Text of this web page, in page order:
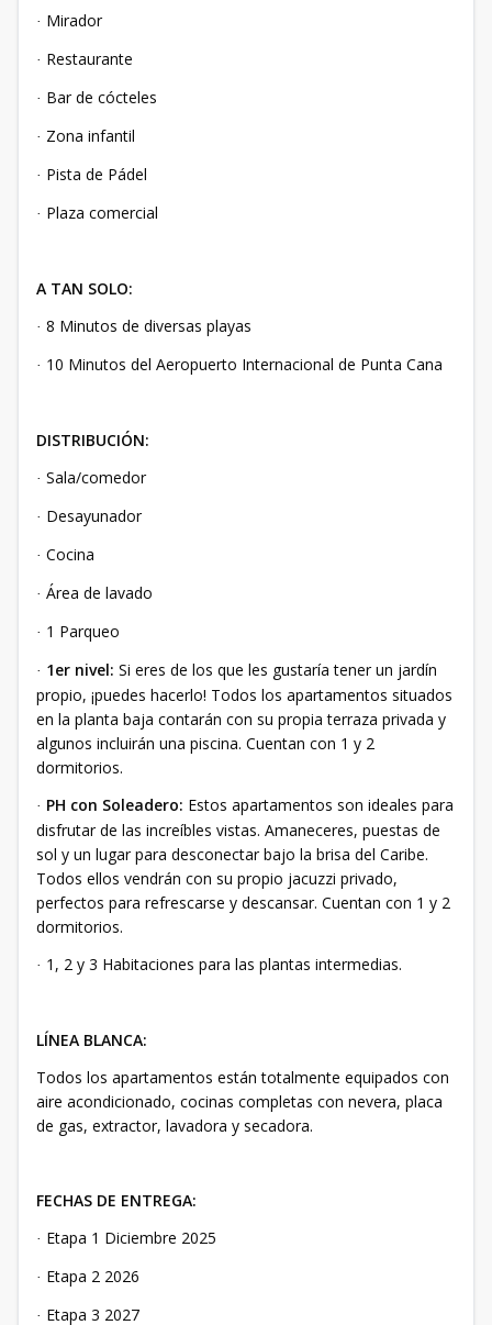
· Mirador
· Restaurante
· Bar de cócteles
· Zona infantil
· Pista de Pádel
· Plaza comercial
A TAN SOLO:
· 8 Minutos de diversas playas
· 10 Minutos del Aeropuerto Internacional de Punta Cana
DISTRIBUCIÓN:
· Sala/comedor
· Desayunador
· Cocina
· Área de lavado
· 1 Parqueo
· 1er nivel: Si eres de los que les gustaría tener un jardín
propio, ¡puedes hacerlo! Todos los apartamentos situados
en la planta baja contarán con su propia terraza privada y
algunos incluirán una piscina. Cuentan con 1 y 2
dormitorios.
· PH con Soleadero: Estos apartamentos son ideales para
disfrutar de las increíbles vistas. Amaneceres, puestas de
sol y un lugar para desconectar bajo la brisa del Caribe.
Todos ellos vendrán con su propio jacuzzi privado,
perfectos para refrescarse y descansar. Cuentan con 1 y 2
dormitorios.
· 1, 2 y 3 Habitaciones para las plantas intermedias.
LÍNEA BLANCA:
Todos los apartamentos están totalmente equipados con
aire acondicionado, cocinas completas con nevera, placa
de gas, extractor, lavadora y secadora.
FECHAS DE ENTREGA:
· Etapa 1 Diciembre 2025
· Etapa 2 2026
· Etapa 3 2027